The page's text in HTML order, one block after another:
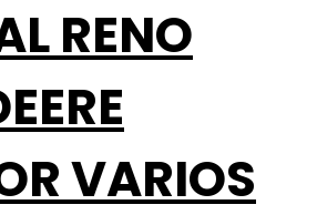
RENO
VARIOS